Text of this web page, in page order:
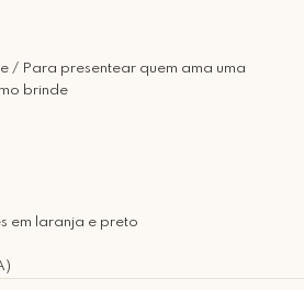
/ Para presentear quem ama uma
brinde
em laranja e preto